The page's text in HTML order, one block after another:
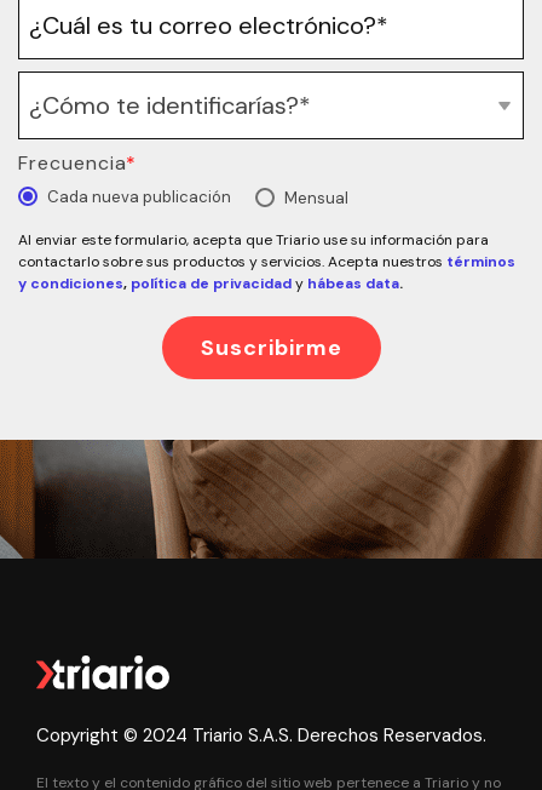
Frecuencia*
Cada nueva publicación Mensual
Al enviar este formulario, acepta que Triario use su información para
contactarlo sobre sus productos y servicios. Acepta nuestros términos
y condiciones, política de privacidady hábeas data.
Copyright © 2024 Triario S.A.S. Derechos Reservados.
El texto y el contenido gráfico del sitio web pertenece a Triario y no